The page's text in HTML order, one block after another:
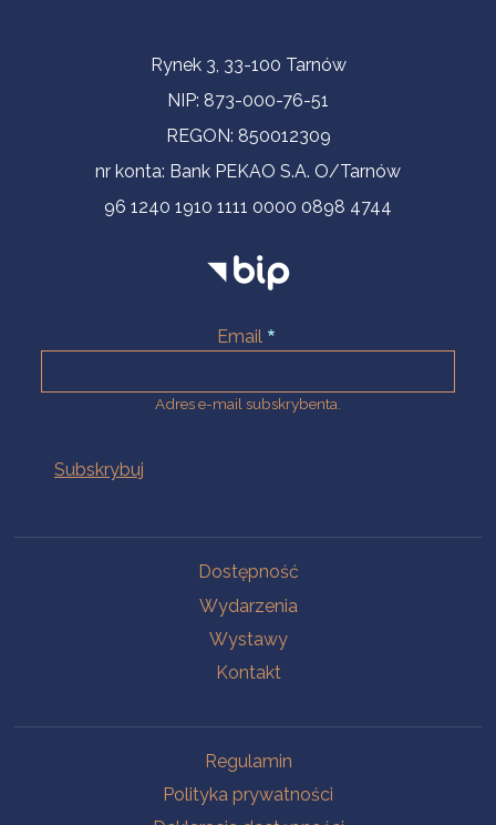
Informacje kontaktoweRynek 3, 33-100 Tarnów
NIP: 873-000-76-51
REGON: 850012309
nr konta: Bank PEKAO S.A. O/Tarnów
96 1240 1910 1111 0000 0898 4744
Email
Adres e-mail subskrybenta.
Dostępność
Wydarzenia
Wystawy
Kontakt
Regulamin
Polityka prywatności